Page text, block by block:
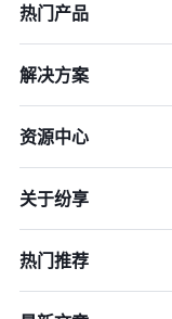
热门产品
解决方案
资源中心
关于纷享
热门推荐